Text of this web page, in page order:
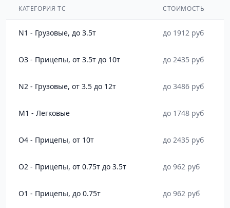
КАТЕГОРИЯ ТС СТОИМОСТЬ
N1 - Грузовые, до 3.5т до 1912 руб
O3 - Прицепы, от 3.5т до 10т до 2435 руб
N2 - Грузовые, от 3.5 до 12т до 3486 руб
M1 - Легковые до 1748 руб
O4 - Прицепы, от 10т до 2435 руб
O2 - Прицепы, от 0.75т до 3.5т до 962 руб
O1 - Прицепы, до 0.75т до 962 руб